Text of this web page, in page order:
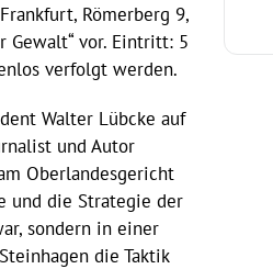
Römerberg 9,
Gewalt“ vor. Eintritt: 5
verfolgt werden.
Walter Lübcke auf
und Autor
Oberlandesgericht
und die Strategie der
sondern in einer
die Taktik